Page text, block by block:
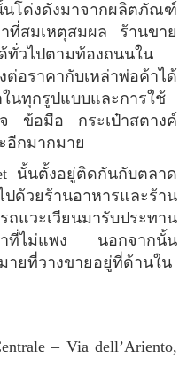
นโด่งดังมาจากผลิตภัณฑ์
ที่สมเหตุสมผล ร้านขาย
ทั่วไปตามท้องถนนใน
อราคากับเหล่าพ่อค้าได้
นทุกรูปแบบและการใช้
ข้อมือ กระเป๋าสตางค์
อีกมากมาย
ปด้วยร้านอาหารและร้าน
แวะเวียนมารับประทาน
าที่ไม่แพง นอกจากนั้น
ายที่วางขายอยู่ที่ด้านใน
– Via dell’Ariento,